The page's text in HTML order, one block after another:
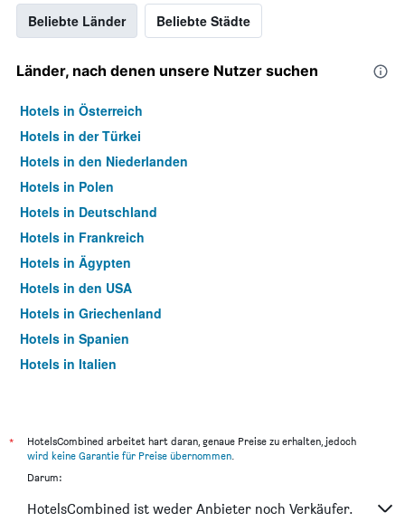
Beliebte Länder Beliebte Städte
Länder, nach denen unsere Nutzer suchen
Hotels in Österreich
Hotels in der Türkei
Hotels in den Niederlanden
Hotels in Polen
Hotels in Deutschland
Hotels in Frankreich
Hotels in Ägypten
Hotels in den USA
Hotels in Griechenland
Hotels in Spanien
Hotels in Italien
*
HotelsCombined arbeitet hart daran, genaue Preise zu erhalten, jedoch
wird keine Garantie für Preise übernommen.
Darum:
HotelsCombined ist weder Anbieter noch Verkäufer.